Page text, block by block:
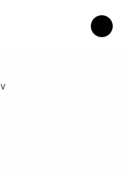
Herdweg.